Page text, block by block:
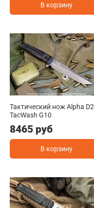
В корзину
Тактический нож Alpha D2
TacWash G10
8465 руб
В корзину